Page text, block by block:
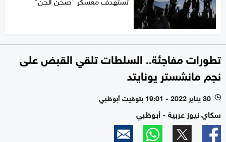
تطورات مفاجئة.. السلطات تلقي القبض على
نجم مانشستر يونايتد
l 30 يناير 2022 - 19:01 بتوقيت أبوظبي
سكاي نيوز عربية - أبوظبي